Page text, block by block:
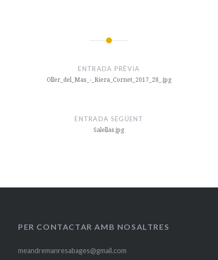
ENTRADA PRÈVIA
Oller_del_Mas_-_Riera_Cornet_2017_28_.jpg
ENTRADA SEGÜENT
Salellas.jpg
PER CONTACTAR AMB NOSALTRES
meandremanresabages@gmail.com